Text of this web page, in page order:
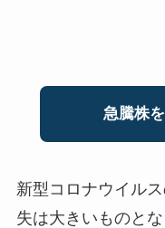
急騰株
新型コロナウイル
失は大きいものとな